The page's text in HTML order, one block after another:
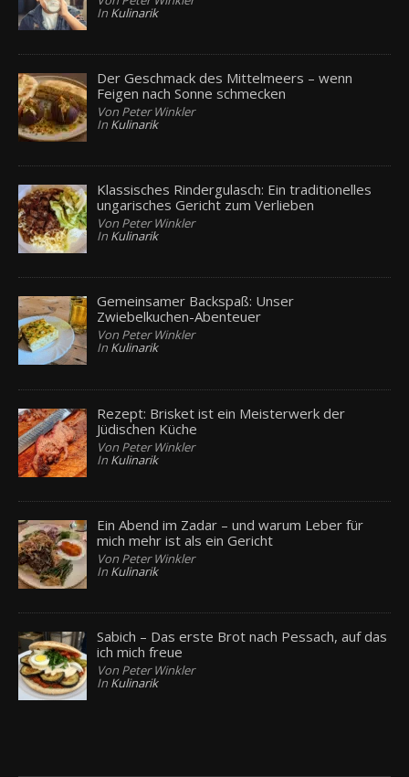
In Kulinarik
Der Geschmack des Mittelmeers – wenn
Feigen nach Sonne schmecken
Von Peter Winkler
In Kulinarik
Klassisches Rindergulasch: Ein traditionelles
ungarisches Gericht zum Verlieben
Von Peter Winkler
In Kulinarik
Gemeinsamer Backspaß: Unser
Zwiebelkuchen-Abenteuer
Von Peter Winkler
In Kulinarik
Rezept: Brisket ist ein Meisterwerk der
Jüdischen Küche
Von Peter Winkler
In Kulinarik
Ein Abend im Zadar – und warum Leber für
mich mehr ist als ein Gericht
Von Peter Winkler
In Kulinarik
Sabich – Das erste Brot nach Pessach, auf das
ich mich freue
Von Peter Winkler
In Kulinarik